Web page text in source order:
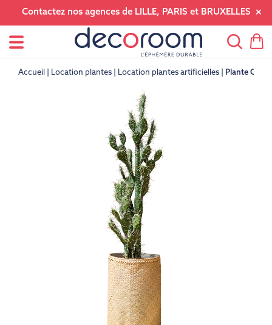
Contactez nos agences de LILLE, PARIS et BRUXELLES
Accueil Location plantes Location plantes artificielles Plante